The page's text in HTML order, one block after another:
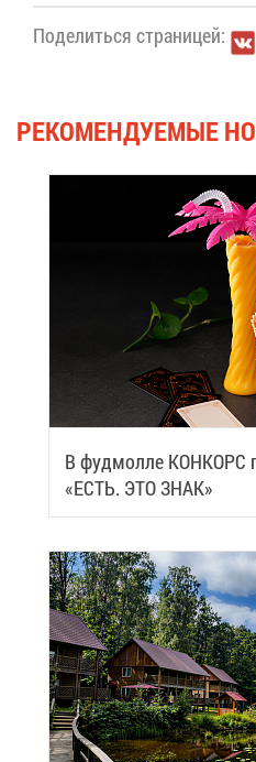
По­де­лить­ся стра­ни­цей:
РЕ­КО­МЕН­ДУ­Е­МЫЕ
В фуд­мол­ле КОН­КОРС
«ЕСТЬ. ЭТО ЗНАК»